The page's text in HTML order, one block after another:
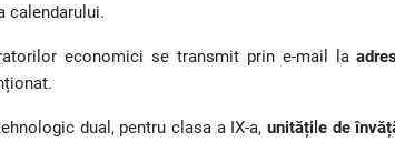
calendarului.
economici se transmit prin e-mail la
dual, pentru clasa a IX-a, unitățile de